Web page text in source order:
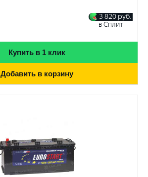
3 820 руб.
в Сплит
Купить в 1 клик
Добавить в корзину